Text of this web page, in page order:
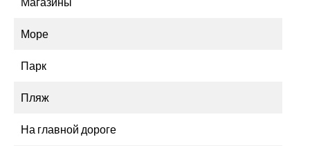
Море
Парк
Пляж
На главной дороге